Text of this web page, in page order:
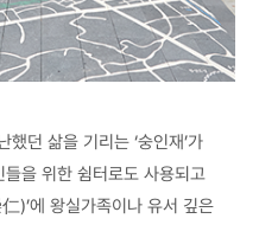
던 삶을 기리는 ‘숭인재’가
을 위한 쉼터로도 사용되고
)’에 왕실가족이나 유서 깊은